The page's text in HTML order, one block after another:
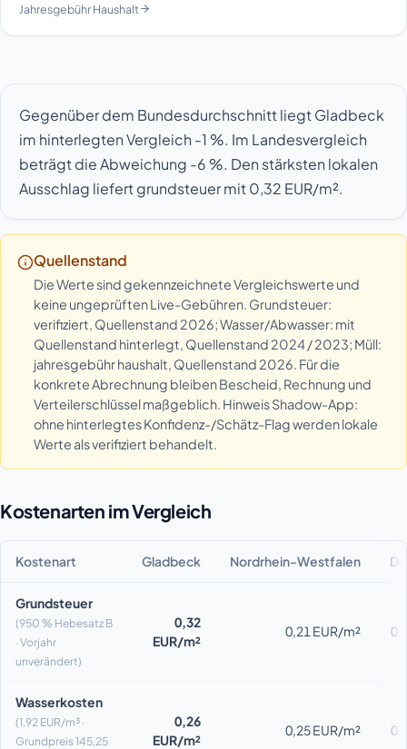
Jahresgebühr Haushalt
Gegenüber dem Bundesdurchschnitt liegt Gladbeck
im hinterlegten Vergleich -1 %. Im Landesvergleich
beträgt die Abweichung -6 %. Den stärksten lokalen
Ausschlag liefert grundsteuer mit 0,32 EUR/m².
Quellenstand
Die Werte sind gekennzeichnete Vergleichswerte und
keine ungeprüften Live-Gebühren. Grundsteuer:
verifiziert, Quellenstand 2026; Wasser/Abwasser: mit
Quellenstand hinterlegt, Quellenstand 2024 / 2023; Müll:
jahresgebühr haushalt, Quellenstand 2026. Für die
konkrete Abrechnung bleiben Bescheid, Rechnung und
Verteilerschlüssel maßgeblich. Hinweis Shadow-App:
ohne hinterlegtes Konfidenz-/Schätz-Flag werden lokale
Werte als verifiziert behandelt.
Kostenarten im Vergleich
Kostenart Gladbeck Nordrhein-Westfalen
Grundsteuer
(950 % Hebesatz B
· Vorjahr
unverändert)
0,32
EUR/m²
0,21 EUR/m²
Wasserkosten
(1,92 EUR/m³ ·
Grundpreis 145,25
0,26
EUR/m²
0,25 EUR/m²